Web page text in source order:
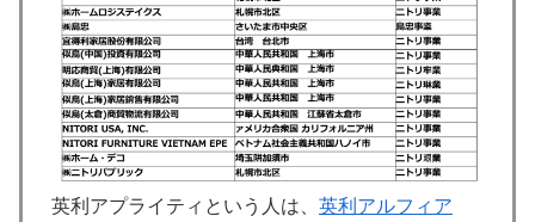
英利アプライティという人は、 英利アルフィア